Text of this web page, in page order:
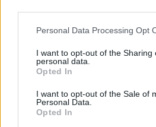
Please note that this website/app
not limited to your visit or usage
grant or deny consent to Google
use your data for below specified
consent section.
Personal Data Processing Opt
I want to opt-out of the Sharing
personal data.
Opted In
I want to opt-out of the Sale of
Personal Data.
Opted In
Thirteen Livescímű film az
következő hét évben olyan
támogatnak a keretből, amelyek
filmiparban és hozzájárulnak a